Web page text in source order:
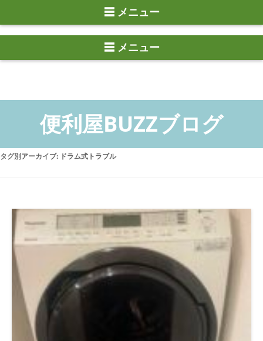
☰ メニュー
タグ別アーカイブ: ドラム式トラブル